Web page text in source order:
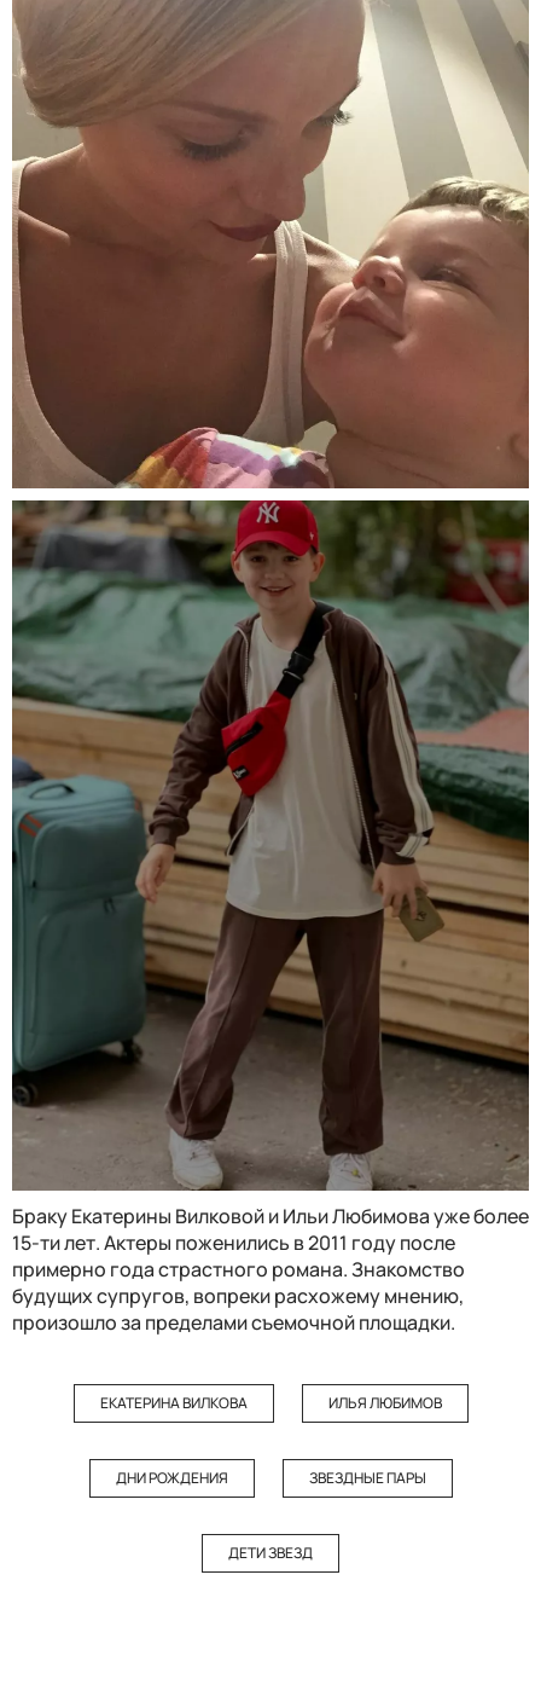
Браку Екатерины Вилковой и Ильи Любимова уже более
15-ти лет. Актеры поженились в 2011 году после
примерно года страстного романа. Знакомство
будущих супругов, вопреки расхожему мнению,
произошло за пределами съемочной площадки.
ЕКАТЕРИНА ВИЛКОВА ИЛЬЯ ЛЮБИМОВ
ДНИ РОЖДЕНИЯ ЗВЕЗДНЫЕ ПАРЫ
ДЕТИ ЗВЕЗД